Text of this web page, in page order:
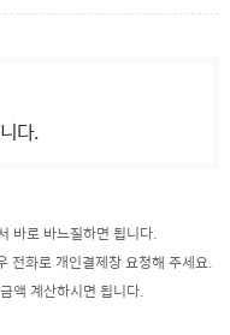
다.
바로 바느질하면 됩니다.
전화로 개인결제창 요청해 주세요.
액 계산하시면 됩니다.